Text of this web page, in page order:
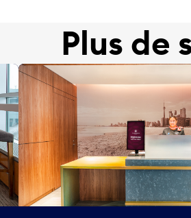
Plus de